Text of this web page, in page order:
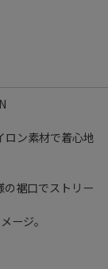
ロン素材で着心地
裾口でストリー
ージ。